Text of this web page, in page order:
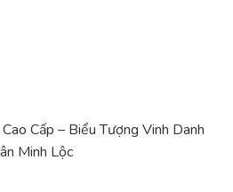
Cấp – Biểu Tượng Vinh Danh
Minh Lộc